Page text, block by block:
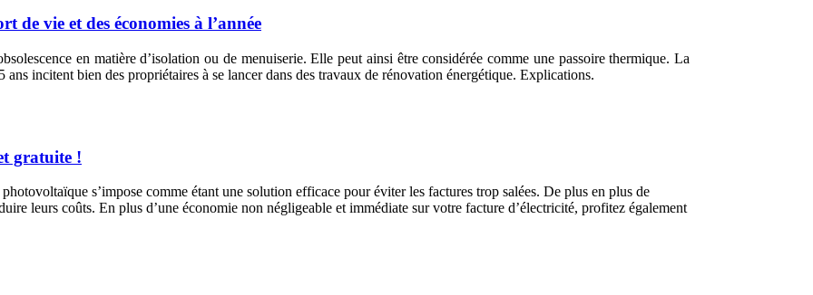
vie et des économies à l’année
en matière d’isolation ou de menuiserie. Elle peut ainsi être considérée comme une passoire thermique. La
incitent bien des propriétaires à se lancer dans des travaux de rénovation énergétique. Explications.
gratuite !
s’impose comme étant une solution efficace pour éviter les factures trop salées. De plus en plus de
leurs coûts. En plus d’une économie non négligeable et immédiate sur votre facture d’électricité, profitez également